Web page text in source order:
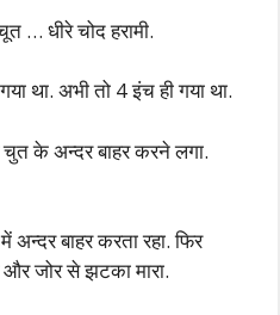
… धीरे चोद हरामी.
था. अभी तो 4 इंच ही गया था.
के अन्दर बाहर करने लगा.
बाहर करता रहा. फिर
जोर से झटका मारा.